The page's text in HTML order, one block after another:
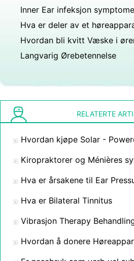
Hva er deler av et
Hvordan bli kvitt Væske i
Langvarig Ørebetennelse
RELATERTE
Hvordan kjøpe Solar -
Kiropraktorer og Ménières
Hva er årsakene til Ear
Hva er Bilateral Tinnitus
Vibrasjon Therapy
Hvordan å donere